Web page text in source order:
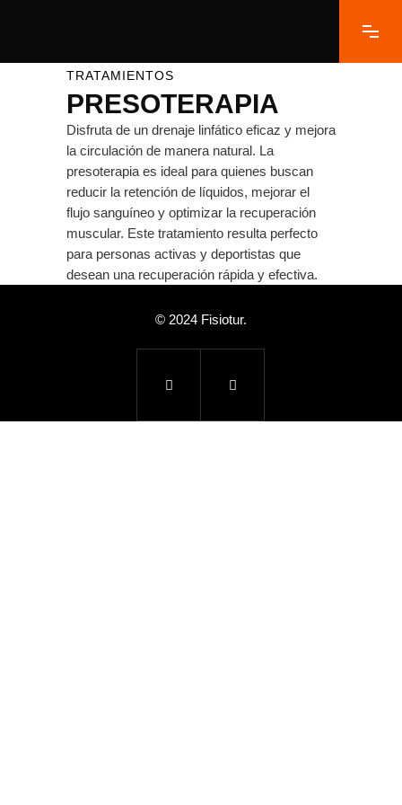
TRATAMIENTOS
PRESOTERAPIA
Disfruta de un drenaje linfático eficaz y mejora
la circulación de manera natural. La
presoterapia es ideal para quienes buscan
reducir la retención de líquidos, mejorar el
flujo sanguíneo y optimizar la recuperación
muscular. Este tratamiento resulta perfecto
para personas activas y deportistas que
desean una recuperación rápida y efectiva.
© 2024 Fisiotur.